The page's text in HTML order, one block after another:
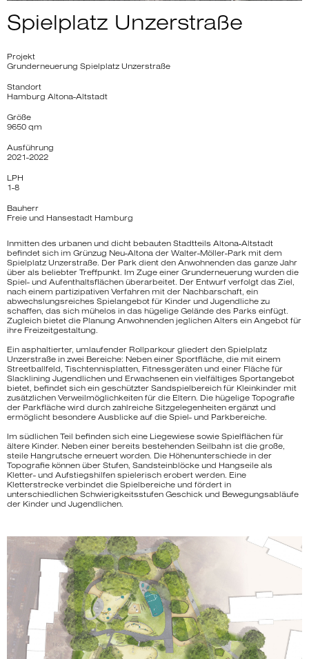
Spielplatz Unzerstraße
Projekt
Grunderneuerung Spielplatz Unzerstraße
Standort
Hamburg Altona-Altstadt
Größe
9650 qm
Ausführung
2021-2022
LPH
1-8
Bauherr
Freie und Hansestadt Hamburg
Inmitten des urbanen und dicht bebauten Stadtteils Altona-Altstadt
befindet sich im Grünzug Neu-Altona der Walter-Möller-Park mit dem
Spielplatz Unzerstraße. Der Park dient den Anwohnenden das ganze Jahr
über als beliebter Treffpunkt. Im Zuge einer Grunderneuerung wurden die
Spiel- und Aufenthaltsflächen überarbeitet. Der Entwurf verfolgt das Ziel,
nach einem partizipativen Verfahren mit der Nachbarschaft, ein
abwechslungsreiches Spielangebot für Kinder und Jugendliche zu
schaffen, das sich mühelos in das hügelige Gelände des Parks einfügt.
Zugleich bietet die Planung Anwohnenden jeglichen Alters ein Angebot für
ihre Freizeitgestaltung.
Ein asphaltierter, umlaufender Rollparkour gliedert den Spielplatz
Unzerstraße in zwei Bereiche: Neben einer Sportfläche, die mit einem
Streetballfeld, Tischtennisplatten, Fitnessgeräten und einer Fläche für
Slacklining Jugendlichen und Erwachsenen ein vielfältiges Sportangebot
bietet, befindet sich ein geschützter Sandspielbereich für Kleinkinder mit
zusätzlichen Verweilmöglichkeiten für die Eltern. Die hügelige Topografie
der Parkfläche wird durch zahlreiche Sitzgelegenheiten ergänzt und
ermöglicht besondere Ausblicke auf die Spiel- und Parkbereiche.
Im südlichen Teil befinden sich eine Liegewiese sowie Spielflächen für
ältere Kinder. Neben einer bereits bestehenden Seilbahn ist die große,
steile Hangrutsche erneuert worden. Die Höhenunterschiede in der
Topografie können über Stufen, Sandsteinblöcke und Hangseile als
Kletter- und Aufstiegshilfen spielerisch erobert werden. Eine
Kletterstrecke verbindet die Spielbereiche und fördert in
unterschiedlichen Schwierigkeitsstufen Geschick und Bewegungsabläufe
der Kinder und Jugendlichen.